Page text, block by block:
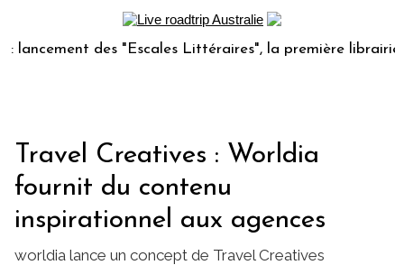
des "Escales Littéraires", la première librairie du
Travel Creatives : Worldia
fournit du contenu
inspirationnel aux agences
worldia lance un concept de Travel Creatives